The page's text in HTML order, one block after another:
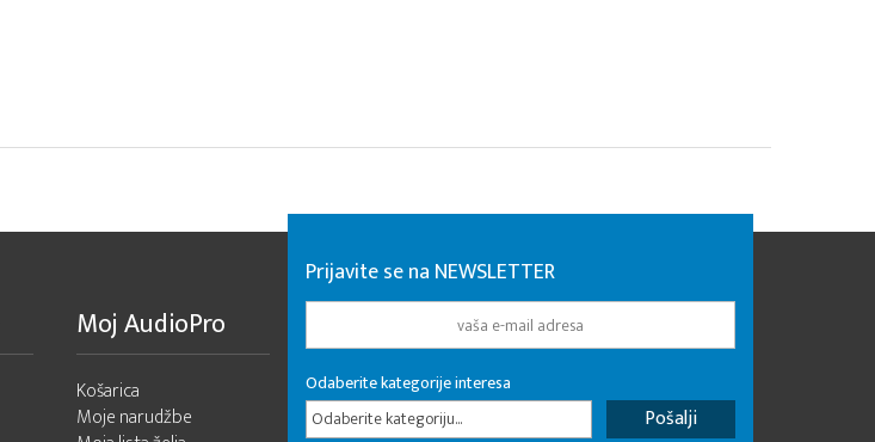
Moj AudioPro
Košarica
Moje narudžbe
Prijavite se na NEWSLETTER
Odaberite kategorije interesa
Odaberite kategoriju...